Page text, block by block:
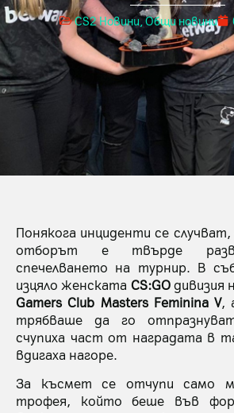
CS2 Новини ,Общи новини
Понякога инциденти се
отборът е твърде
спечелването на турнир. В
изцяло женската CS:GOдивизия
Gamers Club Masters Feminina V,
трябваше да го
счупиха част от наградата в
вдигаха нагоре.
За късмет се отчупи само
трофея, който беше във